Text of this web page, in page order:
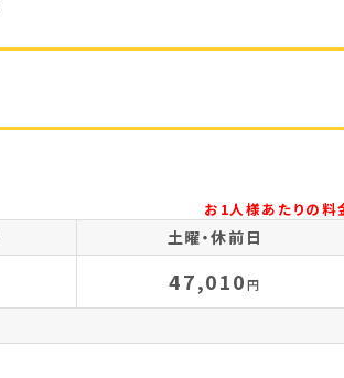
お1人様あたりの料
土曜・休前日
47,010円